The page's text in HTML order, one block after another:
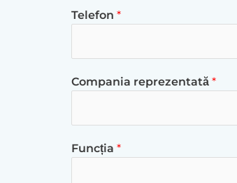
Telefon *
Compania reprezentată *
Funcția *